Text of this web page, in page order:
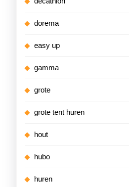
dorema
easy up
gamma
grote
grote tent huren
hout
hubo
huren